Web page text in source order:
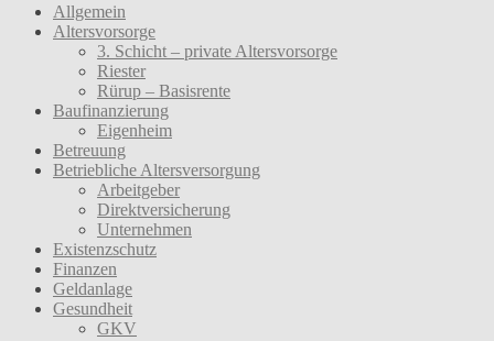
Allgemein
Altersvorsorge
3. Schicht – private Altersvorsorge
Riester
Rürup – Basisrente
Baufinanzierung
Eigenheim
Betreuung
Betriebliche Altersversorgung
Arbeitgeber
Direktversicherung
Unternehmen
Existenzschutz
Finanzen
Geldanlage
Gesundheit
GKV